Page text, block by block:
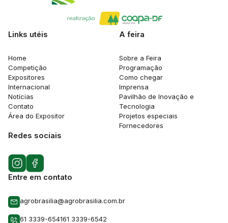
Links utéis
Home
Competição
Expositores
Internacional
Notícias
Contato
Área do Expositor
A feira
Sobre a Feira
Programação
Como chegar
Imprensa
Pavilhão de Inovação e
Tecnologia
Projetos especiais
Fornecedores
Redes sociais
Entre em contato
agrobrasilia@agrobrasilia.com.br
61 3339-654161 3339-6542